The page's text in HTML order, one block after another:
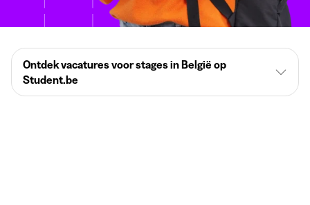
Ontdek vacatures voor stages in België op
Student.be